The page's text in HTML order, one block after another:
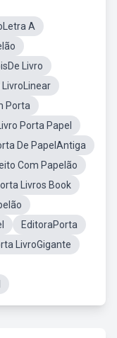
A
Livro
LivroLinear
Porta
Porta Papel
De PapelAntiga
Com Papelão
Livros Book
EditoraPorta
LivroGigante